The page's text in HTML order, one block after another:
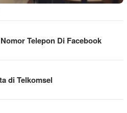
Telepon Di Facebook
di Telkomsel